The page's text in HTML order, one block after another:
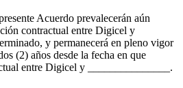
Acuerdo prevalecerán aún
contractual entre Digicel y
y permanecerá en pleno vigor
(2) años desde la fecha en que
entre Digicel y _______________.